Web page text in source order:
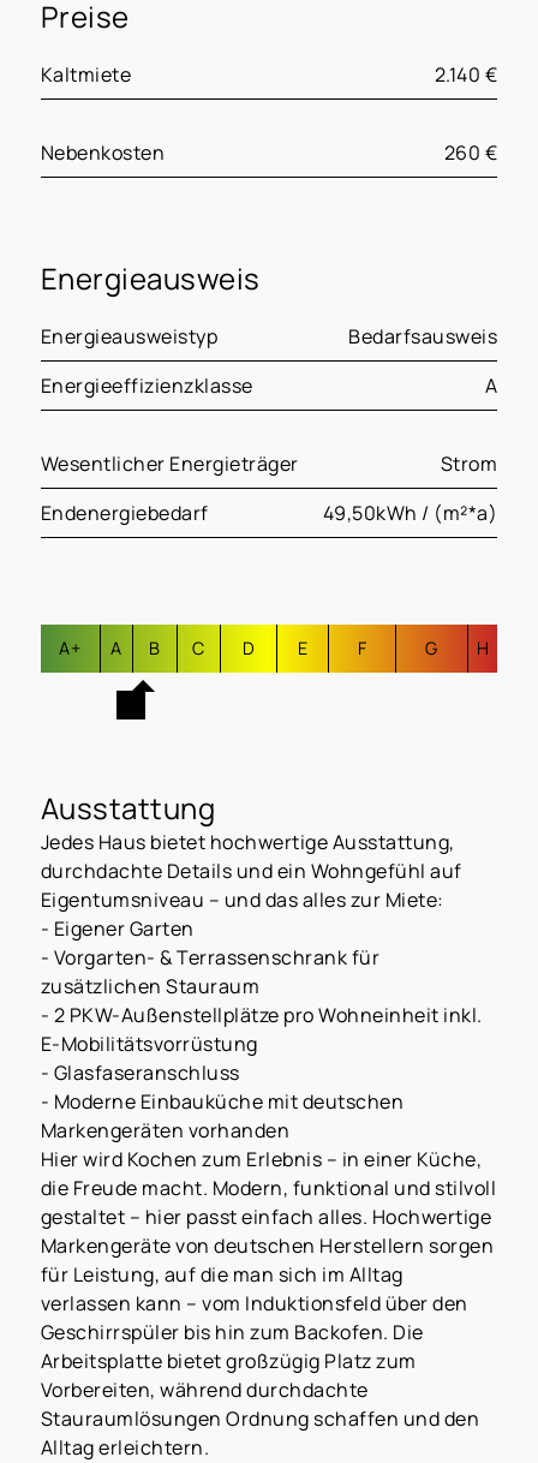
Preise
Kaltmiete 2.140 €
Nebenkosten 260 €
Energieausweis
Energieausweistyp
Bedarfsausweis
Energieeffizienzklasse
A
Wesentlicher Energieträger
Strom
Endenergiebedarf
49,50kWh / (m²*a)
A+ A B C D E F G H
Ausstattung
Jedes Haus bietet hochwertige Ausstattung,
durchdachte Details und ein Wohngefühl auf
Eigentumsniveau – und das alles zur Miete:
- Eigener Garten
- Vorgarten- & Terrassenschrank für
zusätzlichen Stauraum
- 2 PKW-Außenstellplätze pro Wohneinheit inkl.
E-Mobilitätsvorrüstung
- Glasfaseranschluss
- Moderne Einbauküche mit deutschen
Markengeräten vorhanden
Hier wird Kochen zum Erlebnis – in einer Küche,
die Freude macht. Modern, funktional und stilvoll
gestaltet – hier passt einfach alles. Hochwertige
Markengeräte von deutschen Herstellern sorgen
für Leistung, auf die man sich im Alltag
verlassen kann – vom Induktionsfeld über den
Geschirrspüler bis hin zum Backofen. Die
Arbeitsplatte bietet großzügig Platz zum
Vorbereiten, während durchdachte
Stauraumlösungen Ordnung schaffen und den
Alltag erleichtern.